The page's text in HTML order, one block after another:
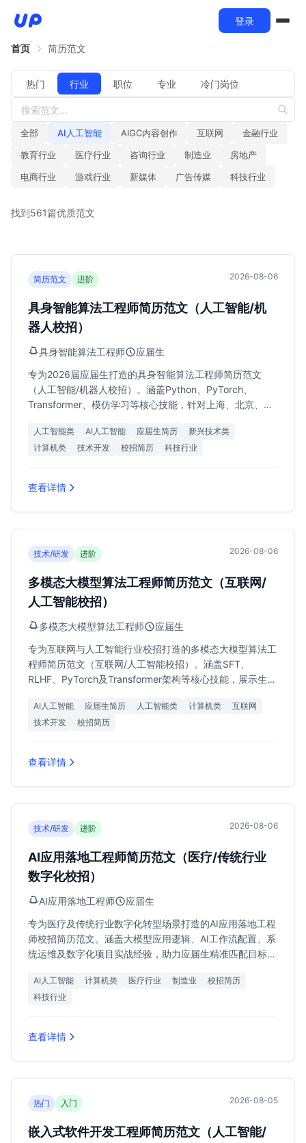
登录
首页 简历范文
热门 行业 职位 专业 冷门岗位
全部 AI人工智能 AIGC内容创作 互联网
金融行业
教育行业
医疗行业 咨询行业 制造业
房地产
电商行业
游戏行业 新媒体 广告传媒 科技行业
找到561篇优质范文
简历范文 进阶 2026-08-06
具身智能算法工程师简历范文（人工智能/机
器人校招）
具身智能算法工程师
应届生
专为2026届应届生打造的具身智能算法工程师简历范文
（人工智能/机器人校招）。涵盖Python、PyTorch、
Transformer、模仿学习等核心技能，针对上海、北京、深
人工智能类 AI人工智能 应届生简历
新兴技术类
计算机类
技术开发 校招简历 科技行业
查看详情
技术/研发 进阶 2026-08-06
多模态大模型算法工程师简历范文（互联网/
人工智能校招）
多模态大模型算法工程师
应届生
专为互联网与人工智能行业校招打造的多模态大模型算法工
程师简历范文（互联网/人工智能校招）。涵盖SFT、
RLHF、PyTorch及Transformer架构等核心技能，展示生成
Offer。
AI人工智能 应届生简历 人工智能类 计算机类
互联网
技术开发
校招简历
查看详情
技术/研发 进阶 2026-08-06
AI应用落地工程师简历范文（医疗/传统行业
数字化校招）
AI应用落地工程师
应届生
专为医疗及传统行业数字化转型场景打造的AI应用落地工程
师校招简历范文。涵盖大模型应用逻辑、AI工作流配置、系
统运维及数字化项目实战经验，助力应届生精准匹配目标岗
AI人工智能 计算机类 医疗行业 制造业
校招简历
科技行业
查看详情
热门 入门 2026-08-05
嵌入式软件开发工程师简历范文（人工智能/